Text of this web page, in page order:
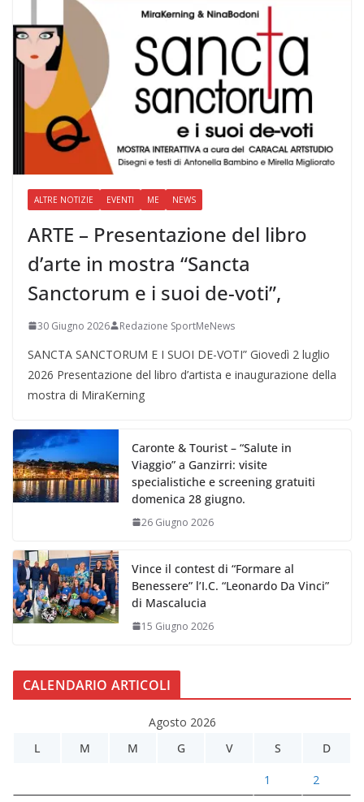
ALTRE NOTIZIE EVENTI ME NEWS
ARTE – Presentazione del libro
d’arte in mostra “Sancta
Sanctorum e i suoi de-voti”,
30 Giugno 2026 Redazione SportMeNews
SANCTA SANCTORUM E I SUOI DE-VOTI” Giovedì 2 luglio
2026 Presentazione del libro d’artista e inaugurazione della
mostra di MiraKerning
Caronte & Tourist – “Salute in
Viaggio” a Ganzirri: visite
specialistiche e screening gratuiti
domenica 28 giugno.
26 Giugno 2026
Vince il contest di “Formare al
Benessere” l’I.C. “Leonardo Da Vinci”
di Mascalucia
15 Giugno 2026
CALENDARIO ARTICOLI
Agosto 2026
L
M M G V S D
1 2